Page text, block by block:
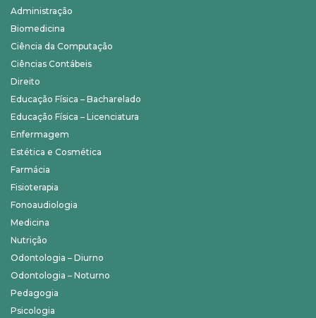
Administração
Biomedicina
Ciência da Computação
Ciências Contábeis
Direito
Educação Física – Bacharelado
Educação Física – Licenciatura
Enfermagem
Estética e Cosmética
Farmácia
Fisioterapia
Fonoaudiologia
Medicina
Nutrição
Odontologia – Diurno
Odontologia – Noturno
Pedagogia
Psicologia